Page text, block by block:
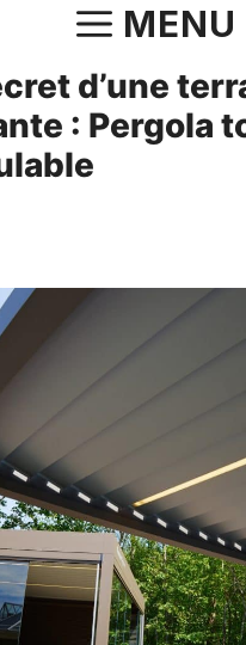
MENU
d’une
: Pergola